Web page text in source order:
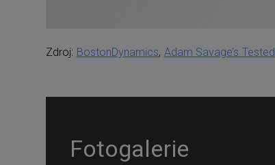
Zdroj: BostonDynamics, Adam Savage’s Tested
Fotogalerie